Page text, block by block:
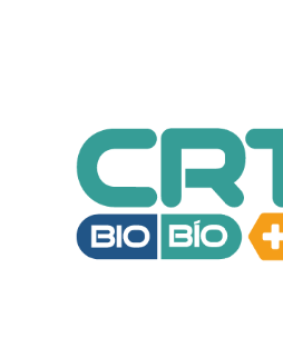
Telesalud del
Leer